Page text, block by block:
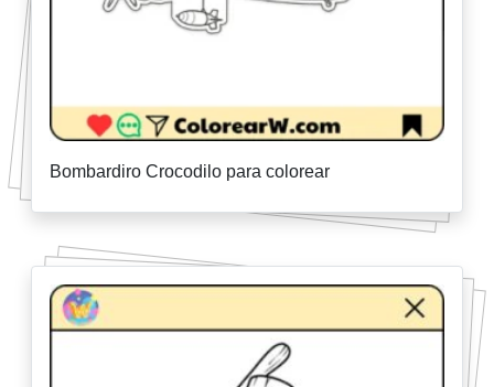
Bombardiro Crocodilo para colorear